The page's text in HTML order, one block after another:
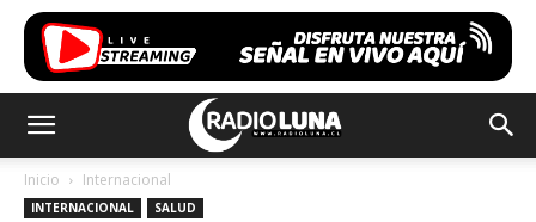
Inicio Internacional
INTERNACIONAL SALUD